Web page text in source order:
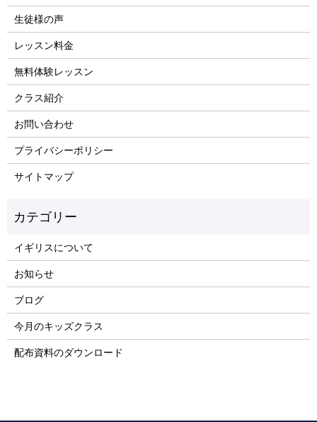
生徒様の声
レッスン料金
無料体験レッスン
クラス紹介
お問い合わせ
プライバシーポリシー
サイトマップ
イギリスについて
お知らせ
ブログ
今月のキッズクラス
配布資料のダウンロード